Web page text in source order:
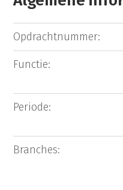
Opdrachtnummer:
Functie:
Periode:
Branches: